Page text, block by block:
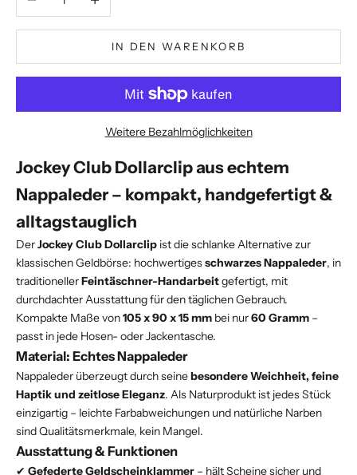
IN DEN WARENKORB
Weitere Bezahlmöglichkeiten
Jockey Club Dollarclip aus echtem
Nappaleder – kompakt, handgefertigt &
alltagstauglich
DerJockey Club Dollarclip ist die schlanke Alternative zur
klassischen Geldbörse: hochwertigesschwarzes Nappaleder, in
traditionellerFeintäschner-Handarbeitgefertigt, mit
durchdachter Ausstattung für den täglichen Gebrauch.
Kompakte Maße von105 x 90 x 15 mm bei nur60 Gramm –
passt in jede Hosen- oder Jackentasche.
Material: Echtes Nappaleder
Nappaleder überzeugt durch seinebesondere Weichheit, feine
Haptik und zeitlose Eleganz. Als Naturprodukt ist jedes Stück
einzigartig – leichte Farbabweichungen und natürliche Narben
sind Qualitätsmerkmale, kein Mangel.
Ausstattung & Funktionen
✔ Gefederte Geldscheinklammer – hält Scheine sicher und